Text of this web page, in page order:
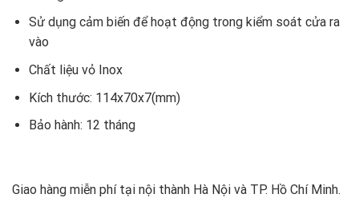
Sử dụng cảm biến để hoạt động trong kiểm soát cửa ra
vào
Chất liệu vỏ Inox
Kích thước: 114x70x7(mm)
Bảo hành: 12 tháng
Giao hàng miễn phí tại nội thành Hà Nội và TP. Hồ Chí Minh.